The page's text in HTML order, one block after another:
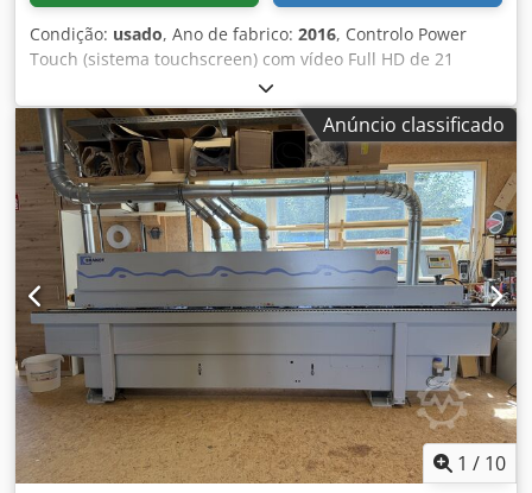
Condição: usado, Ano de fabrico: 2016, Controlo Power
Touch (sistema touchscreen) com vídeo Full HD de 21
polegadas Crjdpewwtpyofx Ac Uof Altura do painel 60 mm
PVC/ABS 3 mm Madeira maciça até 12 mm Velocidade de
avanço até 20 m/min Altura de trabalho ajustável
electronicamente (NC) Guia de apoio do painel com função
de roda livre Trilho lateral de rolos com rolos livres para
apoio do painel Unidade antiaderente Unidade retificadora
de dois motores Placa suporte de rolos Unidade de
colagem com cola EVA com pré-fusão e reservatório de cola
Unidade de pressão de orlas para perfis rectos com rolos
de pressão regulados automaticamente (NC) Unidade de
fresagem de topo com ajuste automático de inclinação
Unidade de chanfro de dois motores com ajuste Unidade
multifunções de arredondamento de dois motores
(chanfrar + arredondar) Unidade de raspagem de orlas
com regulação eletrónica NC Unidade de raspagem de cola
Unidade de escovas Unidade antiaderente
Anúncio classificado
1 / 10